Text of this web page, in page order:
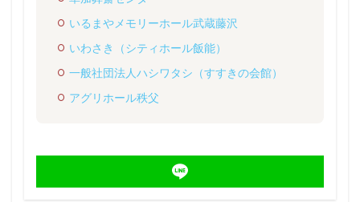
いるまやメモリーホール武蔵藤沢
いわさき（シティホール飯能）
一般社団法人ハシワタシ（すすきの会館）
アグリホール秩父